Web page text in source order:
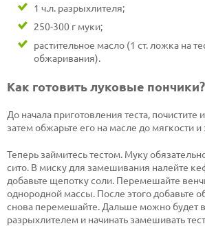
1 ч.л. разрыхлителя;
250-300 г муки;
растительное масло (1 ст. ложка на
обжаривания).
Как готовить луковые пончики?
До начала приготовления теста, почистите
затем обжарьте его на масле до мягкости и
Теперь займитесь тестом. Муку
сито. В миску для замешивания налейте
добавьте щепотку соли. Перемешайте
однородной массы. После этого добавьте
снова перемешайте. Дальше можно будет
разрыхлителем и начинать замешивать